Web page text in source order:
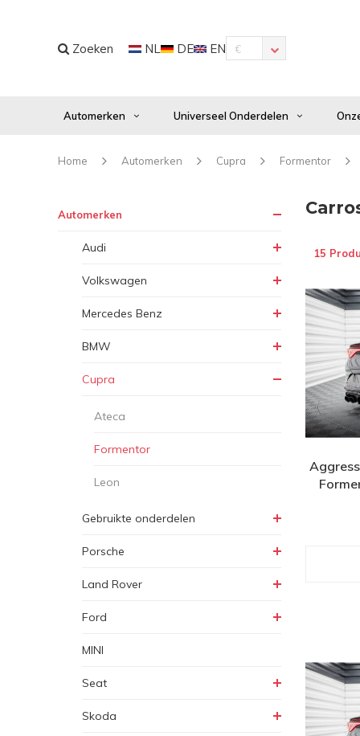
Zoeken NL DE EN €
Automerken Universeel Onderdelen
Home Automerken Cupra Formentor
Automerken
Audi
Volkswagen
Mercedes Benz
BMW
Cupra
Ateca
Formentor
Leon
Gebruikte onderdelen
Porsche
Land Rover
Ford
MINI
Seat
Skoda
15